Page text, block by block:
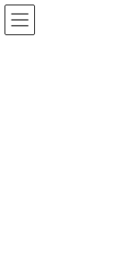
コ
ン
テ
ナ
ビ
ゲ